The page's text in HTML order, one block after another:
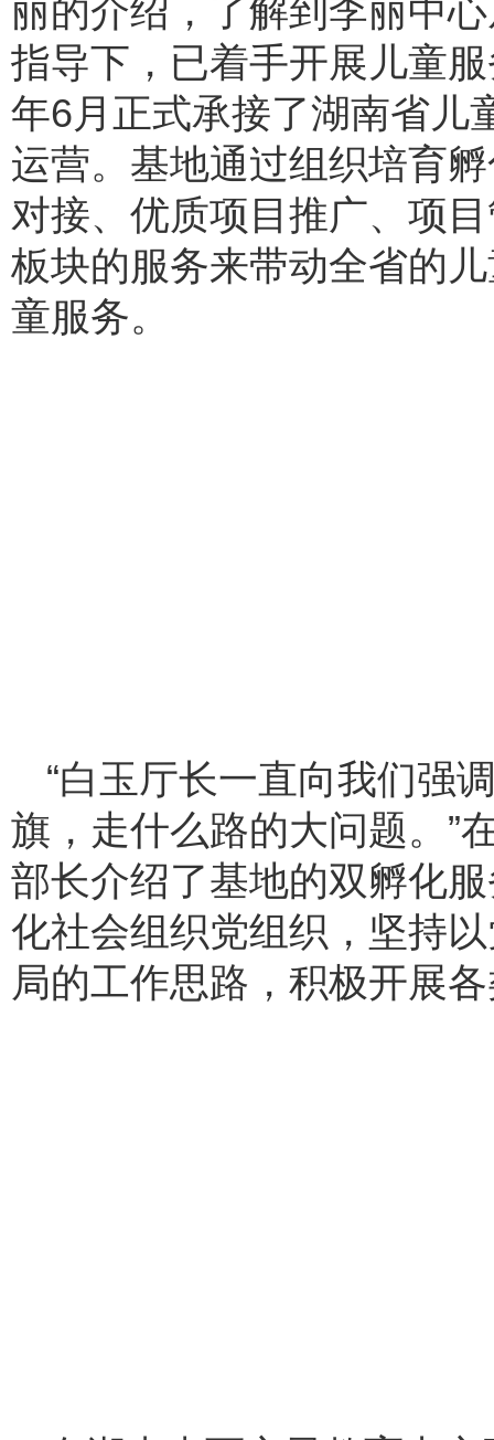
丽的介绍，了解到李丽中
指导下，已着手开展儿童
年6月正式承接了湖南省儿
运营。基地通过组织培育
对接、优质项目推广、项
板块的服务来带动全省的
童服务。
“白玉厅长一直向我们强
旗，走什么路的大问题。”
部长介绍了基地的双孵化
化社会组织党组织，坚持
局的工作思路，积极开展